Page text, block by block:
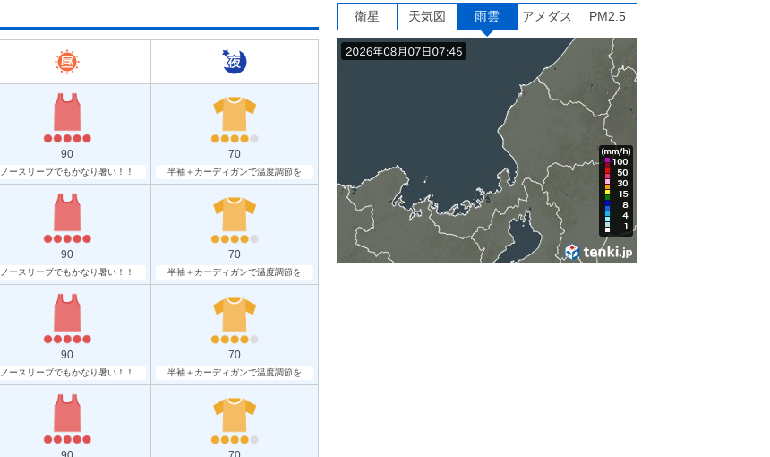
90
ノースリーブでもかなり暑い！！
70
半袖＋カーディガンで温度調節を
90
ノースリーブでもかなり暑い！！
70
半袖＋カーディガンで温度調節を
90
ノースリーブでもかなり暑い！！
70
半袖＋カーディガンで温度調節を
衛星 天気図 雨雲 アメダス PM2.5